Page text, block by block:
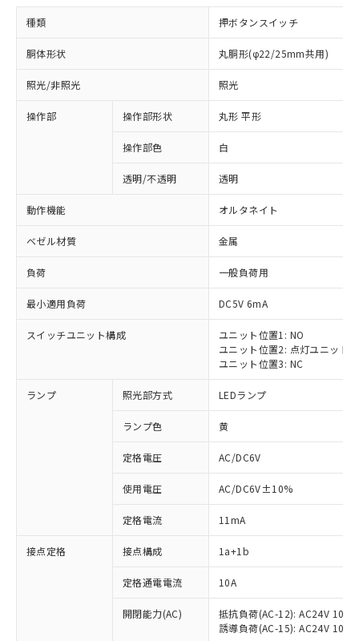
種類 押ボタンスイッチ
胴体形状 丸胴形(φ22/25mm共用)
照光/非照光 照光
操作部 操作部形状 丸形 平形
操作部色 白
透明/不透明 透明
動作機能 オルタネイト
ベゼル材質 金属
負荷 一般負荷用
最小適用負荷 DC5V 6mA
スイッチユニット構成
ユニット位置1: NO
ユニット位置2: 点灯ユニット
ユニット位置3: NC
ランプ 照光部方式 LEDランプ
ランプ色 黄
定格電圧 AC/DC6V
使用電圧 AC/DC6V±10%
定格電流 11mA
接点定格 接点構成 1a+1b
定格通電電流 10A
開閉能力(AC)
抵抗負荷(AC-12): AC24V 10A/
誘導負荷(AC-15): AC24V
ご利用条件
ご利用ください。
非含有に対応した製品が提供可能な商品で
有に対応した製品に切り替える予定のある
対応予定なし：EU RoHS指令（10物質）の
非含有に非対応の商品で、対応品を出す予
定はありません。
調査・確認中：EU RoHS指令（10物質）の